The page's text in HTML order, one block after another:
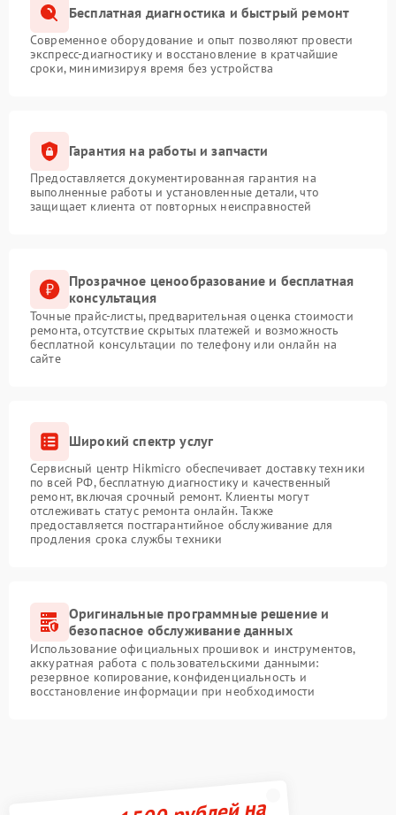
Бесплатная диагностика и быстрый ремонт
Современное оборудование и опыт позволяют провести
экспресс-диагностику и восстановление в кратчайшие
сроки, минимизируя время без устройства
Гарантия на работы и запчасти
Предоставляется документированная гарантия на
выполненные работы и установленные детали, что
защищает клиента от повторных неисправностей
Прозрачное ценообразование и бесплатная
консультация
Точные прайс-листы, предварительная оценка стоимости
ремонта, отсутствие скрытых платежей и возможность
бесплатной консультации по телефону или онлайн на
сайте
Широкий спектр услуг
Сервисный центр Hikmicro обеспечивает доставку техники
по всей РФ, бесплатную диагностику и качественный
ремонт, включая срочный ремонт. Клиенты могут
отслеживать статус ремонта онлайн. Также
предоставляется постгарантийное обслуживание для
продления срока службы техники
Оригинальные программные решение и
безопасное обслуживание данных
Использование официальных прошивок и инструментов,
аккуратная работа с пользовательскими данными:
резервное копирование, конфиденциальность и
восстановление информации при необходимости